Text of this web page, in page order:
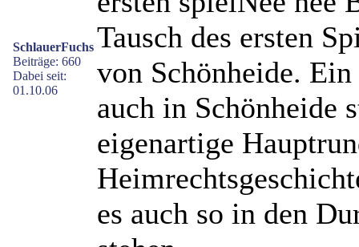
SchlauerFuchs
Beiträge: 660
Dabei seit:
01.10.06
Tausch des ersten
von Schönheide.
auch in Schönheide
eigenartige
es auch so in den